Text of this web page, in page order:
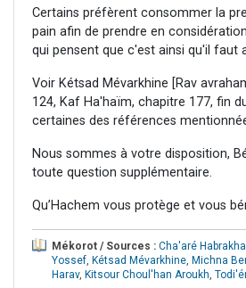
Certains préfèrent consommer la
pain afin de prendre en
qui pensent que c'est ainsi qu'il faut
Voir Kétsad Mévarkhine [Rav
124, Kaf Ha'haïm, chapitre 177, fin
certaines des références
Nous sommes à votre disposition,
toute question supplémentaire.
Qu’Hachem vous protège et vous
Mékorot / Sources : Cha'aré Habrakha
Yossef, Kétsad Mévarkhine, Michna
Harav, Kitsour Choul'han Aroukh,